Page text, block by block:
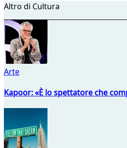
Altro di Cultura
Arte
Kapoor: «È lo spettatore che